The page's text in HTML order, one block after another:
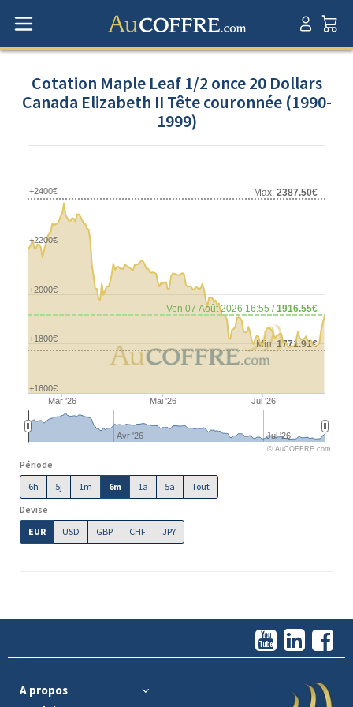
Cotation Maple Leaf 1/2 once 20 Dollars
Canada Elizabeth II Tête couronnée (1990-
1999)
Min: 1771.91€
Max: 2387.50€
Ven 07 Août 2026 16:55 /1916.55€
Mar '26 Mai '26 Jul '26
Avr '26 Jul '26
+1800€
+2000€
+2200€
+2400€
+1600€
© AuCOFFRE.com
Période
6h
5j 1m 6m 1a 5a
Tout
Devise
EUR
USD GBP CHF JPY
A propos